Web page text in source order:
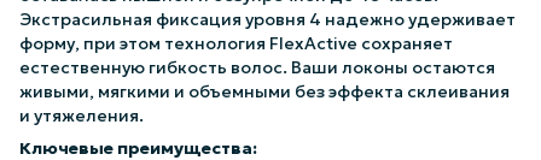
Экстрасильная фиксация уровня 4 надежно удерживает
форму, при этом технология FlexActive сохраняет
естественную гибкость волос. Ваши локоны остаются
живыми, мягкими и объемными без эффекта склеивания
и утяжеления.
Ключевые преимущества: